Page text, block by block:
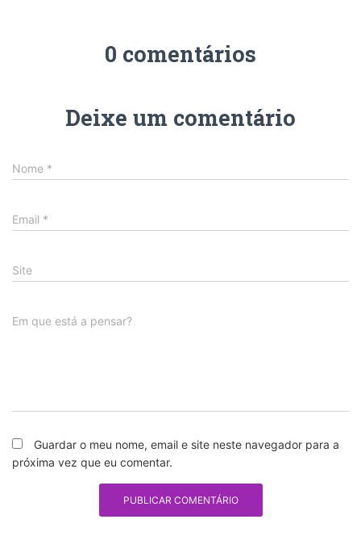
0 comentários
Deixe um comentário
Nome *
Email *
Site
Em que está a pensar?
Guardar o meu nome, email e site neste navegador para a
próxima vez que eu comentar.